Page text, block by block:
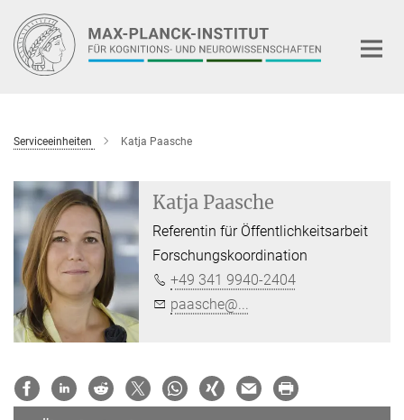
Hauptinhalt
Serviceeinheiten Katja Paasche
Katja Paasche
Referentin für Öffentlichkeitsarbeit
Forschungskoordination
+49 341 9940-2404
paasche@...